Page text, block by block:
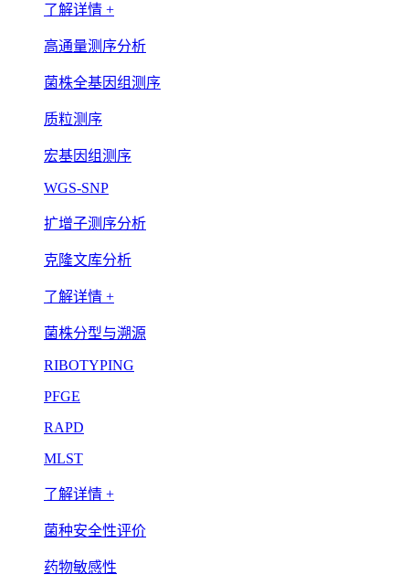
了解详情 +
高通量测序分析
菌株全基因组测序
质粒测序
宏基因组测序
WGS-SNP
扩增子测序分析
克隆文库分析
了解详情 +
菌株分型与溯源
RIBOTYPING
PFGE
RAPD
MLST
了解详情 +
菌种安全性评价
药物敏感性